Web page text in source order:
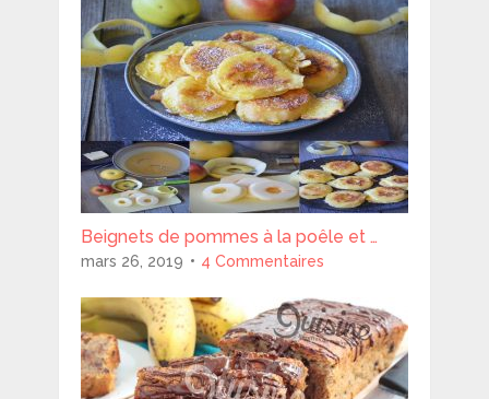
Beignets de pommes à la poêle et …
mars 26, 2019 4 Commentaires